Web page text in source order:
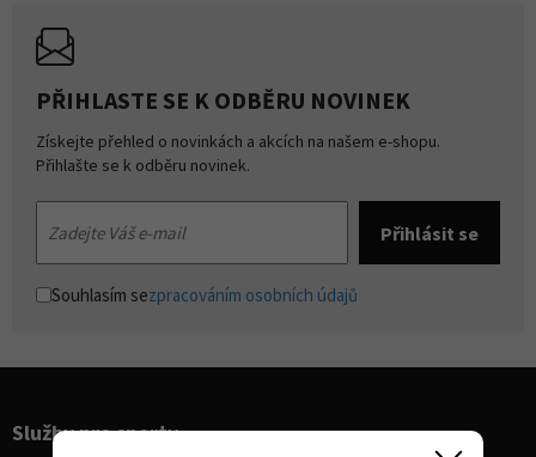
PŘIHLASTE SE K ODBĚRU NOVINEK
Získejte přehled o novinkách a akcích na našem e-shopu.
Přihlašte se k odběru novinek.
Souhlasím sezpracováním osobních údajů
Služby pro sporty